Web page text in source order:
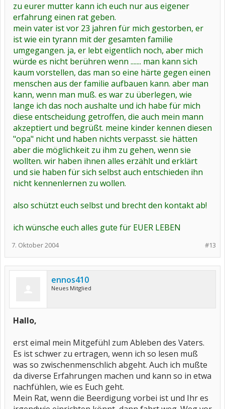
zu eurer mutter kann ich euch nur aus eigener
erfahrung einen rat geben.
mein vater ist vor 23 jahren für mich gestorben, er
ist wie ein tyrann mit der gesamten familie
umgegangen. ja, er lebt eigentlich noch, aber mich
würde es nicht berühren wenn ....... man kann sich
kaum vorstellen, das man so eine härte gegen einen
menschen aus der familie aufbauen kann. aber man
kann, wenn man muß. es war zu überlegen, wie
lange ich das noch aushalte und ich habe für mich
diese entscheidung getroffen, die auch mein mann
akzeptiert und begrüßt. meine kinder kennen diesen
"opa" nicht und haben nichts verpasst. sie hätten
aber die möglichkeit zu ihm zu gehen, wenn sie
wollten. wir haben ihnen alles erzählt und erklärt
und sie haben für sich selbst auch entschieden ihn
nicht kennenlernen zu wollen.
also schützt euch selbst und brecht den kontakt ab!
ich wünsche euch alles gute für EUER LEBEN
#13
7. Oktober 2004
ennos410
Neues Mitglied
Hallo,
erst eimal mein Mitgefühl zum Ableben des Vaters.
Es ist schwer zu ertragen, wenn ich so lesen muß
was so zwischenmenschlich abgeht. Auch ich mußte
da diverse Erfahrungen machen und kann so in etwa
nachfühlen, wie es Euch geht.
Mein Rat, wenn die Beerdigung vorbei ist und Ihr es